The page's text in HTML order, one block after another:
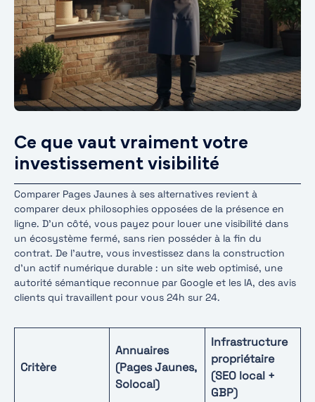
Ce que vaut vraiment votre
investissement visibilité
Comparer Pages Jaunes à ses alternatives revient à
comparer deux philosophies opposées de la présence en
ligne. D’un côté, vous payez pour louer une visibilité dans
un écosystème fermé, sans rien posséder à la fin du
contrat. De l’autre, vous investissez dans la construction
d’un actif numérique durable : un site web optimisé, une
autorité sémantique reconnue par Google et les IA, des avis
clients qui travaillent pour vous 24h sur 24.
Critère
Annuaires
(Pages Jaunes,
Solocal)
Infrastructure
propriétaire
(SEO local +
GBP)